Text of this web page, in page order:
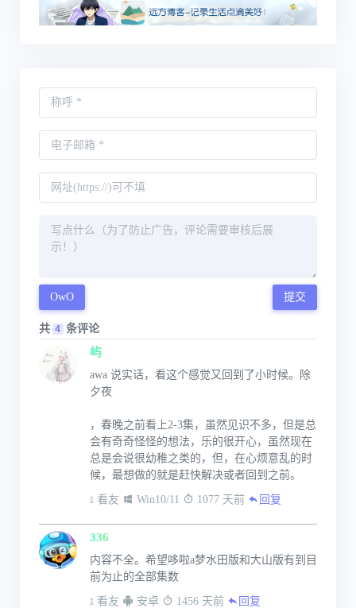
OwO 提交
共 4 条评论
屿
awa 说实话，看这个感觉又回到了小时候。除
夕夜
，春晚之前看上2-3集，虽然见识不多，但是总
会有奇奇怪怪的想法，乐的很开心，虽然现在
总是会说很幼稚之类的，但，在心烦意乱的时
候，最想做的就是赶快解决或者回到之前。
看友 Win10/11 1077 天前 回复
336
内容不全。希望哆啦a梦水田版和大山版有到目
前为止的全部集数
看友 安卓 1456 天前 回复